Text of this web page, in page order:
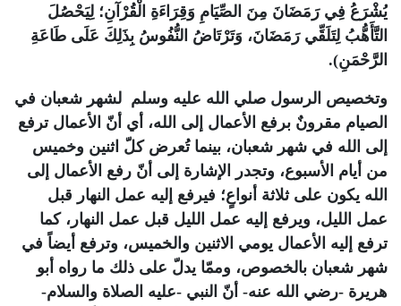
يُشْرَعُ فِي رَمَضَانَ مِنَ الصِّيَامِ وَقِرَاءَةِ الْقُرْآنِ؛ لِيَحْصُلَ
التَّأَهُّبُ لِتَلَقِّي رَمَضَانَ، وَتَرْتَاضُ النُّفُوسُ بِذَلِكَ عَلَى طَاعَةِ
الرَّحْمَنِ).
وتخصيص الرسول صلي الله عليه وسلم لشهر شعبان في
الصيام مقرونٌ برفع الأعمال إلى الله، أي أنّ الأعمال ترفع
إلى الله في شهر شعبان، بينما تُعرض كلّ اثنين وخميس
من أيام الأسبوع، وتجدر الإشارة إلى أنّ رفع الأعمال إلى
الله يكون على ثلاثة أنواعٍ؛ فيرفع إليه عمل النهار قبل
عمل الليل، ويرفع إليه عمل الليل قبل عمل النهار، كما
ترفع إليه الأعمال يومي الاثنين والخميس، وترفع أيضاً في
شهر شعبان بالخصوص، وممّا يدلّ على ذلك ما رواه أبو
هريرة -رضي الله عنه- أنّ النبي -عليه الصلاة والسلام-